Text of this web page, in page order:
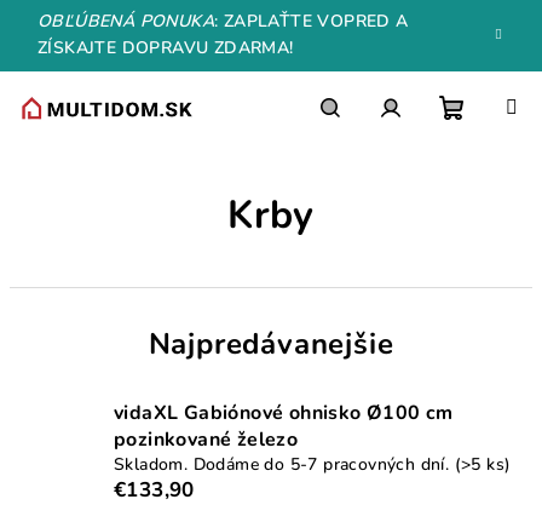
Prejsť
obsah
OBĽÚBENÁ PONUKA: ZAPLAŤTE VOPRED A
ZÍSKAJTE DOPRAVU ZDARMA!
Krby
Najpredávanejšie
vidaXL Gabiónové ohnisko Ø100 cm
pozinkované železo
Skladom. Dodáme do 5-7 pracovných dní. (>5 ks)
€133,90